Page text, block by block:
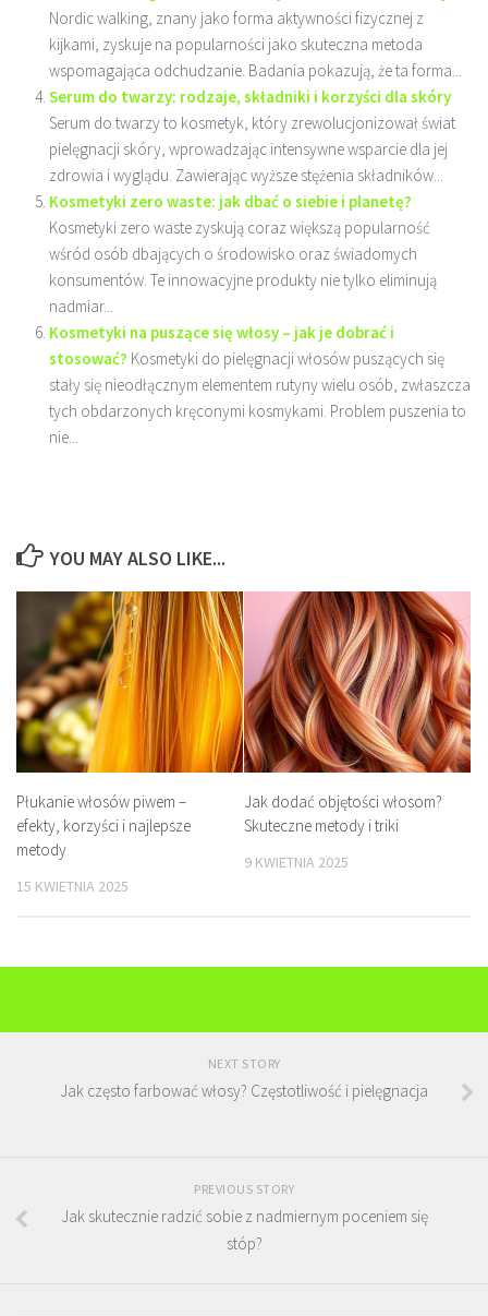
Nordic walking, znany jako forma aktywności fizycznej z
kijkami, zyskuje na popularności jako skuteczna metoda
wspomagająca odchudzanie. Badania pokazują, że ta forma...
Serum do twarzy: rodzaje, składniki i korzyści dla skóry
Serum do twarzy to kosmetyk, który zrewolucjonizował świat
pielęgnacji skóry, wprowadzając intensywne wsparcie dla jej
zdrowia i wyglądu. Zawierając wyższe stężenia składników...
Kosmetyki zero waste: jak dbać o siebie i planetę?
Kosmetyki zero waste zyskują coraz większą popularność
wśród osób dbających o środowisko oraz świadomych
konsumentów. Te innowacyjne produkty nie tylko eliminują
nadmiar...
Kosmetyki na puszące się włosy – jak je dobrać i
stosować? Kosmetyki do pielęgnacji włosów puszących się
stały się nieodłącznym elementem rutyny wielu osób, zwłaszcza
tych obdarzonych kręconymi kosmykami. Problem puszenia to
nie...
YOU MAY ALSO LIKE...
Płukanie włosów piwem –
efekty, korzyści i najlepsze
metody
15 KWIETNIA 2025
Jak dodać objętości włosom?
Skuteczne metody i triki
9 KWIETNIA 2025
NEXT STORY
Jak często farbować włosy? Częstotliwość i pielęgnacja
PREVIOUS STORY
Jak skutecznie radzić sobie z nadmiernym poceniem się
stóp?